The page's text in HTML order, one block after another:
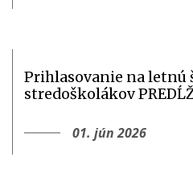
Prihlasovanie na letnú
stredoškolákov
01. jún 2026